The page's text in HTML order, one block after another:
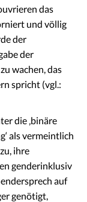
das
und völlig
der
der
wachen, das
spricht (vgl.:
die ‚binäre
als vermeintlich
ihre
genderinklusiv
auf
genötigt,